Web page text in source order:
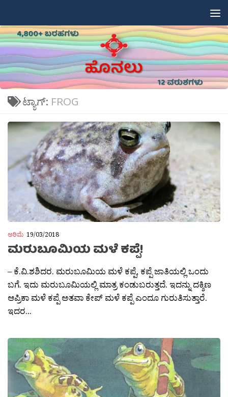
ಟ್ಯಾಗ್: FROG
ಅರಿಮೆ 19/03/2018
ಮರುಬೂಮಿಯ ಮಳೆ ಕಪ್ಪೆ!
– ಕೆ.ವಿ.ಶಶಿದರ. ಮರುಬೂಮಿಯ ಮಳೆ ಕಪ್ಪೆ, ಕಪ್ಪೆ ಜಾತಿಯಲ್ಲಿ ಒಂದು
ಬಗೆ. ಇದು ಮರುಬೂಮಿಯಲ್ಲಿ ಮಾತ್ರ ಕಂಡುಬರುತ್ತದೆ. ಇದನ್ನು ದಕ್ಶಿಣ
ಆಪ್ರಿಕಾ ಮಳೆ ಕಪ್ಪೆ ಅತವಾ ಕೇಪ್ ಮಳೆ ಕಪ್ಪೆ ಎಂದೂ ಗುರುತಿಸುತ್ತಾರೆ.
ಇದರ...